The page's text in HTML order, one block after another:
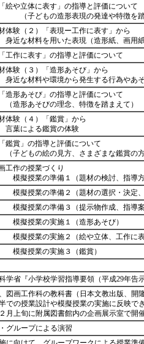
絵や立体に表す」の指導と評価について
子どもの造形表現の発達や特徴を踏
体験（２）「表現ー工作に表す」から
近な材料を用いた表現（造形紙、画用紙
工作に表す」の指導と評価について
体験（３）「造形あそび」から
近な材料や環境から発生する行為やあ
造形あそび」の指導と評価について
造形あそびの理念、特徴を踏まえて）
体験（４）「鑑賞」から
葉による鑑賞の体験
鑑賞」の指導と評価について
子どもの絵の見方、さまざまな鑑賞の方
工作の授業づくり
擬授業の準備１（題材の検討、指導方
擬授業の準備２（題材の選択・決定、
擬授業の準備３（提示物作成、指導案
擬授業の実施１（造形あそび）
擬授業の実施２（絵や立体、工作に表
擬授業の実施３（鑑賞）
学省『小学校学習指導要領（平成29年
図画工作科の教科書（日本文教出版、開
での授業設計や模擬授業の実施に反映で
月上旬に附属図書館内の企画展示室で開
グループによる演習